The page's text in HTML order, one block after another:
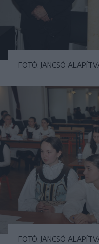
FOTÓ: JANCSÓ
FOTÓ: JANCSÓ